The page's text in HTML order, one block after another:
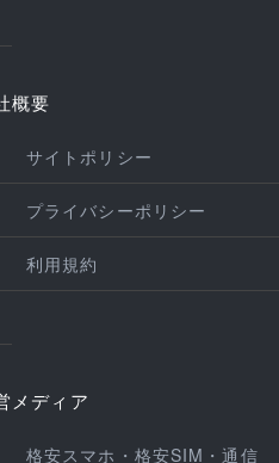
概要
サイトポリシー
プライバシーポリシー
利用規約
メディア
格安スマホ・格安SIM・通信